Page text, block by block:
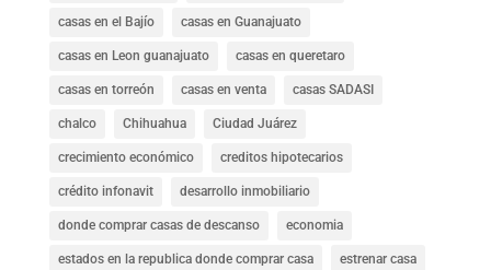
casas en el Bajío casas en Guanajuato
casas en Leon guanajuato casas en queretaro
casas en torreón casas en venta casas SADASI
chalco Chihuahua Ciudad Juárez
crecimiento económico creditos hipotecarios
crédito infonavit desarrollo inmobiliario
donde comprar casas de descanso economia
estados en la republica donde comprar casa estrenar casa